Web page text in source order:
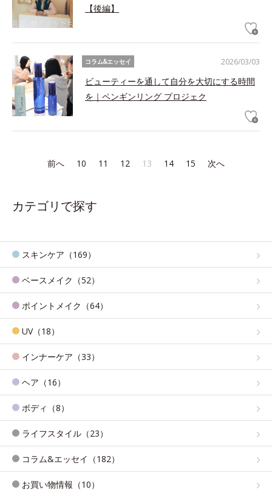
【後編】
2026/03/03
コラム&エッセイ
ビューティーを通して自分を大切にする時間
を｜ペンギンリング プロジェク
前へ 10 11 12 13 14 15 次へ
カテゴリで探す
スキンケア（169）
ベースメイク（52）
ポイントメイク（64）
UV（18）
インナーケア（33）
ヘア（16）
ボディ（8）
ライフスタイル（23）
コラム&エッセイ（182）
お買い物情報（10）